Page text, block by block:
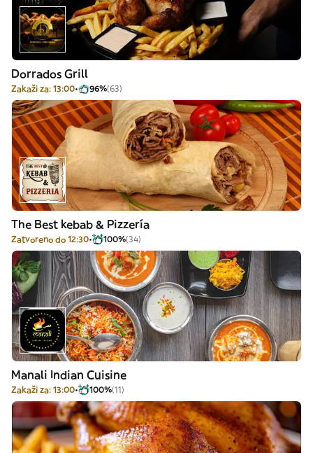
Dorrados Grill
Zakaži za: 13:00 96%(63)
The Best kebab & Pizzería
Zatvoreno do 12:30 100%(34)
Manali Indian Cuisine
Zakaži za: 13:00 100%(11)